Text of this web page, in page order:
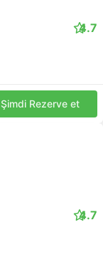
4.7
Şimdi Rezerve et
4.7